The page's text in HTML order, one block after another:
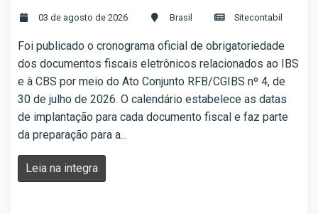
03 de agosto de 2026 Brasil Sitecontabil
Foi publicado o cronograma oficial de obrigatoriedade
dos documentos fiscais eletrônicos relacionados ao IBS
e à CBS por meio do Ato Conjunto RFB/CGIBS nº 4, de
30 de julho de 2026. O calendário estabelece as datas
de implantação para cada documento fiscal e faz parte
da preparação para a...
Leia na integra